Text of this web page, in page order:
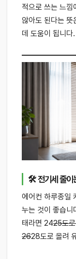
적으로 쓰는 느낌
않아도 된다는 뜻
데 도움이 됩니다.
🛠 전기세 줄이
에어컨 하루종일
누는 것이 좋습
태라면 2425도
2628도로 올려